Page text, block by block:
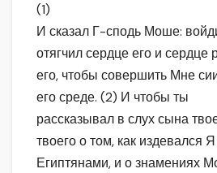
(1)
И сказал Г-сподь Моше:
отягчил сердце его и сердце
его, чтобы совершить Мне
его среде. (2) И чтобы ты
рассказывал в слух сына
твоего о том, как издевался
Египтянами, и о знамениях